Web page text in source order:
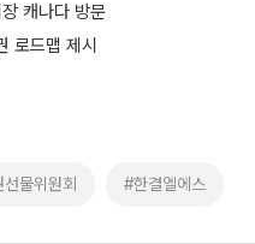
캐나다 방문
로드맵 제시
물위원회 #한결엘에스